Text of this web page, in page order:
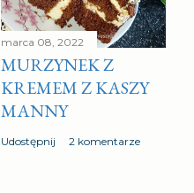
marca 08, 2022
MURZYNEK Z
KREMEM Z KASZY
MANNY
Udostępnij 2 komentarze